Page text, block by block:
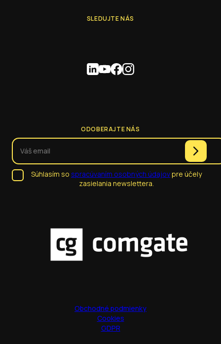
SLEDUJTE NÁS
ODOBERAJTE NÁS
Súhlasím so spracúvaním osobných údajovpre účely
zasielania newslettera.
Obchodné podmienky
Cookies
GDPR